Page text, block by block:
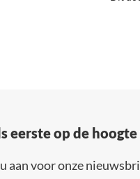
eerste op de
aan voor onze